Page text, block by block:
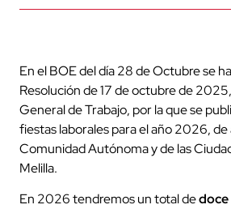
En el BOE del día 28 de Octubre se
Resolución de 17 de octubre de
General de Trabajo, por la que se
fiestas laborales para el año 2026,
Comunidad Autónoma y de las
Melilla.
En 2026 tendremos un total de